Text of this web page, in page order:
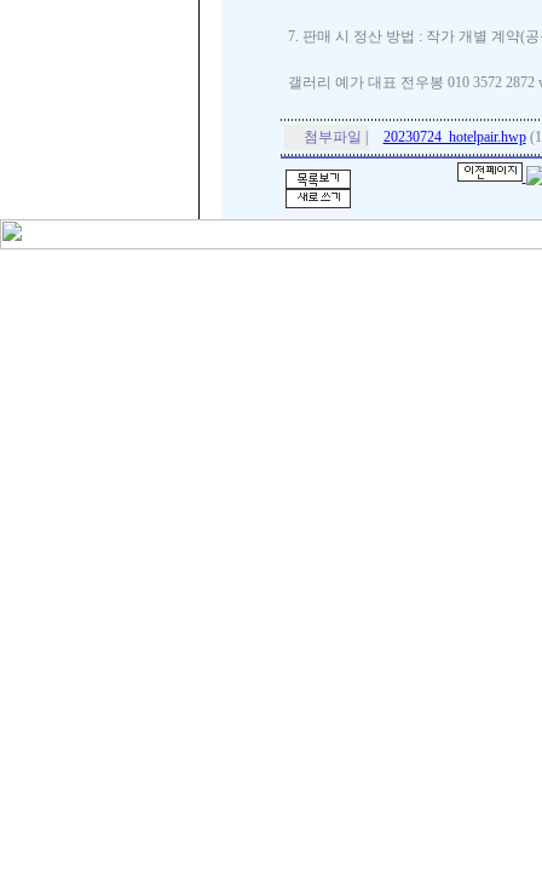
7. 판매 시 정산 방법 : 작가 개별 계약(
갤러리 예가 대표 전우봉 010 3572 2872
첨부파일 | 20230724_hotelpair.hwp